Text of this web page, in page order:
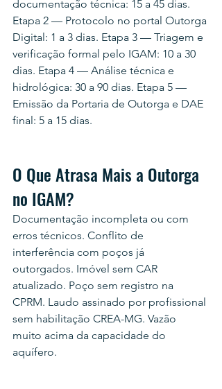
documentação técnica: 15 a 45 dias.
Etapa 2 — Protocolo no portal Outorga
Digital: 1 a 3 dias. Etapa 3 — Triagem e
verificação formal pelo IGAM: 10 a 30
dias. Etapa 4 — Análise técnica e
hidrológica: 30 a 90 dias. Etapa 5 —
Emissão da Portaria de Outorga e DAE
final: 5 a 15 dias.
O Que Atrasa Mais a Outorga
no IGAM?
Documentação incompleta ou com
erros técnicos. Conflito de
interferência com poços já
outorgados. Imóvel sem CAR
atualizado. Poço sem registro na
CPRM. Laudo assinado por profissional
sem habilitação CREA-MG. Vazão
muito acima da capacidade do
aquífero.